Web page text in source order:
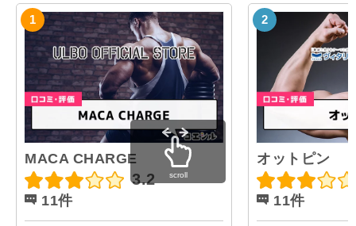
MACA CHARGE
3.2
11件
オットピン
11件
scroll